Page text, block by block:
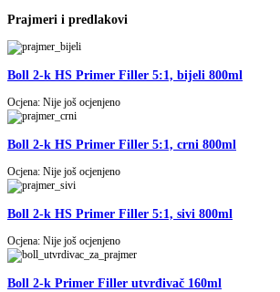
Prajmeri i predlakovi
Boll 2-k HS Primer Filler 5:1, bijeli 800ml
Ocjena: Nije još ocjenjeno
Boll 2-k HS Primer Filler 5:1, crni 800ml
Ocjena: Nije još ocjenjeno
Boll 2-k HS Primer Filler 5:1, sivi 800ml
Ocjena: Nije još ocjenjeno
Boll 2-k Primer Filler utvrđivač 160ml